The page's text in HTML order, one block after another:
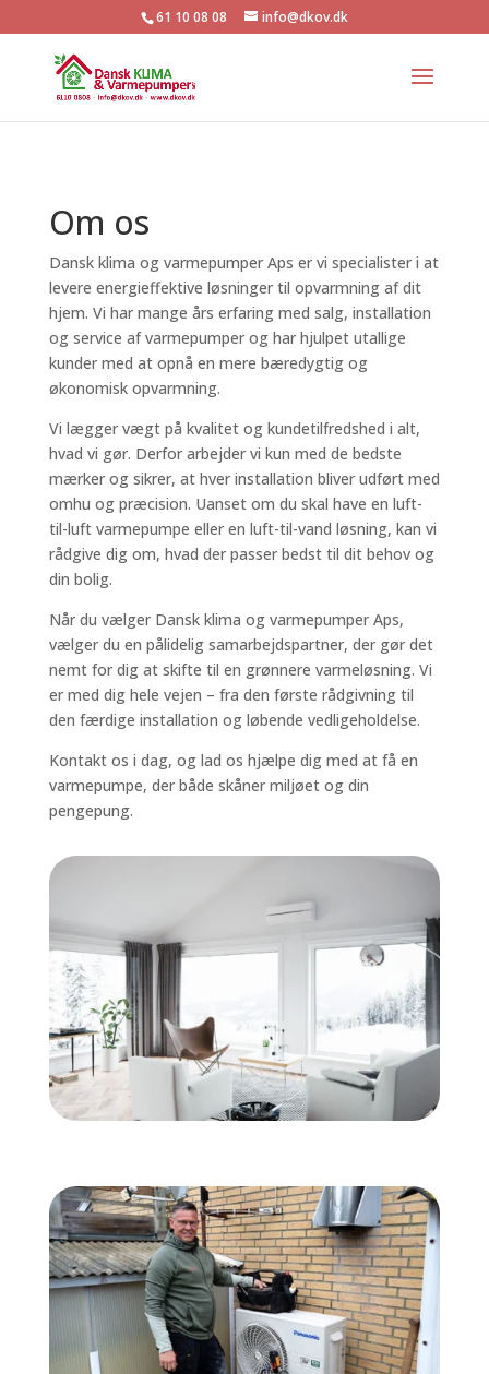
61 10 08 08 info@dkov.dk
Om os
Dansk klima og varmepumper Aps er vi specialister i at
levere energieffektive løsninger til opvarmning af dit
hjem. Vi har mange års erfaring med salg, installation
og service af varmepumper og har hjulpet utallige
kunder med at opnå en mere bæredygtig og
økonomisk opvarmning.
Vi lægger vægt på kvalitet og kundetilfredshed i alt,
hvad vi gør. Derfor arbejder vi kun med de bedste
mærker og sikrer, at hver installation bliver udført med
omhu og præcision. Uanset om du skal have en luft-
til-luft varmepumpe eller en luft-til-vand løsning, kan vi
rådgive dig om, hvad der passer bedst til dit behov og
din bolig.
Når du vælger Dansk klima og varmepumper Aps,
vælger du en pålidelig samarbejdspartner, der gør det
nemt for dig at skifte til en grønnere varmeløsning. Vi
er med dig hele vejen – fra den første rådgivning til
den færdige installation og løbende vedligeholdelse.
Kontakt os i dag, og lad os hjælpe dig med at få en
varmepumpe, der både skåner miljøet og din
pengepung.